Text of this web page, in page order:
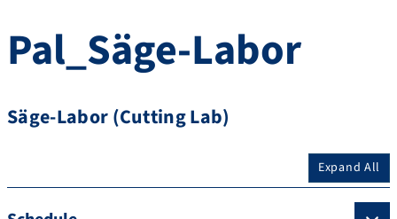
Pal_Säge-Labor
Säge-Labor (Cutting Lab)
Expand All